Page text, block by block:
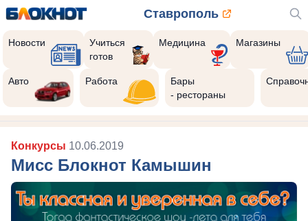
Ставрополь
Новости
Учиться
готов
Медицина Магазины
Авто Работа
Бары
- рестораны
Конкурсы 10.06.2019
Мисс Блокнот Камышин